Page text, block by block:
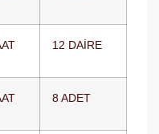
12 DAİRE
8 ADET